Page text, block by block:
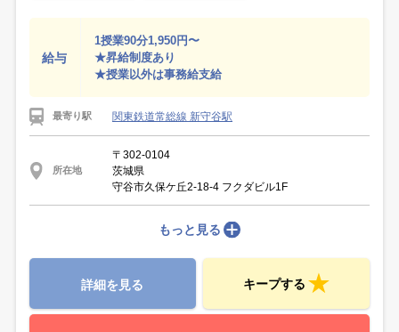
給与
1授業90分1,950円〜
★昇給制度あり
★授業以外は事務給支給
最寄り駅 関東鉄道常総線 新守谷駅
所在地
〒302-0104
茨城県
守谷市久保ケ丘2-18-4 フクダビル1F
もっと見る
詳細を見る キープする